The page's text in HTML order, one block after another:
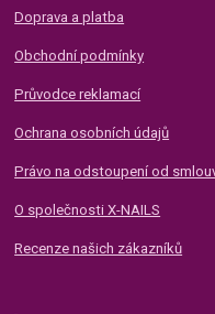
Doprava a platba
Obchodní podmínky
Průvodce reklamací
Ochrana osobních údajů
Právo na odstoupení od
O společnosti X-NAILS
Recenze našich zákazníků